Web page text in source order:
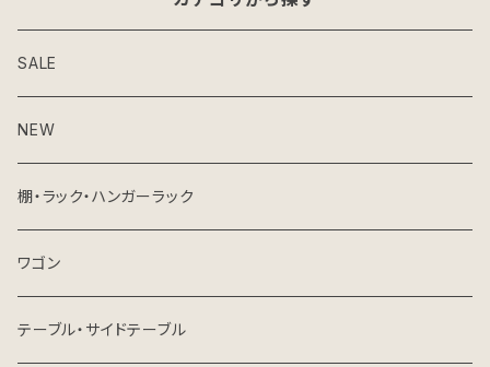
SALE
NEW
棚・ラック・ハンガーラック
ワゴン
テーブル・サイドテーブル